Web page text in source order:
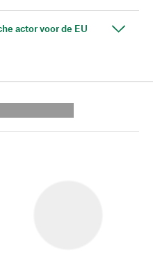
actor voor de EU